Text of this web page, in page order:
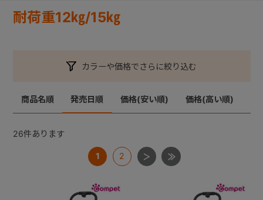
耐荷重12㎏/15㎏
カラーや価格でさらに絞り込む
商品名順 発売日順 価格(安い順) 価格(高い順)
26件あります
1 2